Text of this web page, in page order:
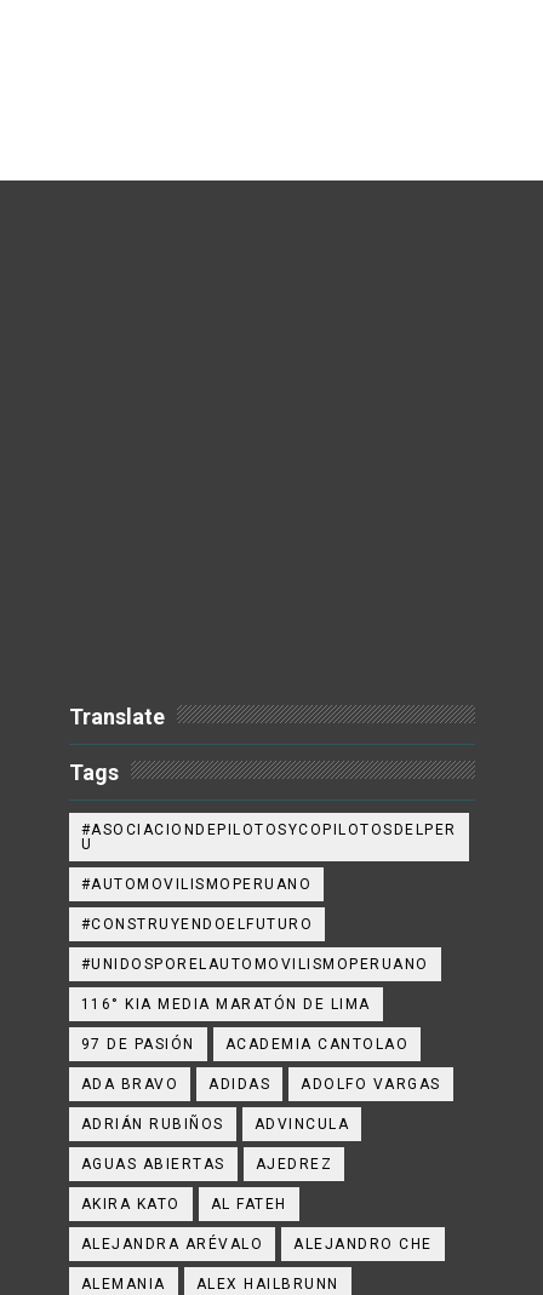
Translate
Tags
#ASOCIACIONDEPILOTOSYCOPILOTOSDELPER
U
#AUTOMOVILISMOPERUANO
#CONSTRUYENDOELFUTURO
#UNIDOSPORELAUTOMOVILISMOPERUANO
116° KIA MEDIA MARATÓN DE LIMA
97 DE PASIÓN ACADEMIA CANTOLAO
ADA BRAVO ADIDAS ADOLFO VARGAS
ADRIÁN RUBIÑOS ADVINCULA
AGUAS ABIERTAS AJEDREZ
AKIRA KATO AL FATEH
ALEJANDRA ARÉVALO ALEJANDRO CHE
ALEMANIA ALEX HAILBRUNN